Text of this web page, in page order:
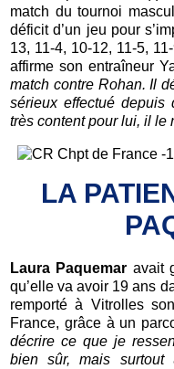
match du tournoi
déficit d’un jeu pour
13, 11-4, 10-12, 11-5,
affirme son entraîneur
match contre Rohan. Il
sérieux effectué
très content pour lui, il le
LA
Laura Paquemar avait
qu’elle va avoir 19 ans
remporté à Vitrolles
France, grâce à un
décrire ce que je
bien sûr, mais surtout